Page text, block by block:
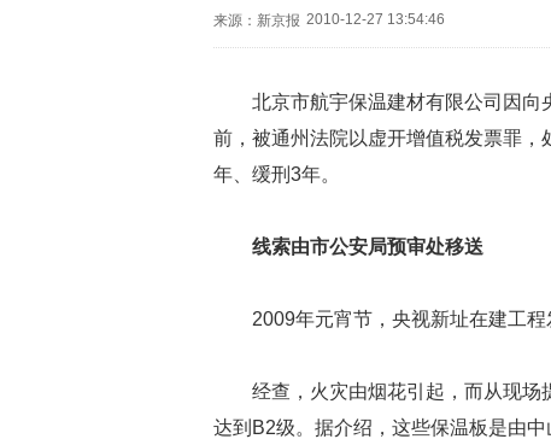
来源：新京报 2010-12-27 13:54:46
北京市航宇保温建材有限公司因向
前，被通州法院以虚开增值税发票罪
年、缓刑3年。
线索由市公安局预审处移送
2009年元宵节，央视新址在建工
经查，火灾由烟花引起，而从现
达到B2级。据介绍，这些保温板是由